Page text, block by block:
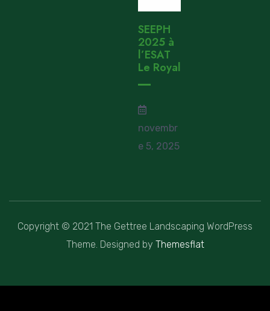
SEEPH
2025 à
l’ESAT
Le Royal
novembr
e 5, 2025
Copyright © 2021 The Gettree Landscaping WordPress
Theme. Designed by Themesflat